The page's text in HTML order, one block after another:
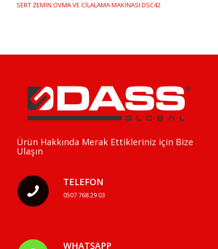
SERT ZEMİN OVMA VE CİLALAMA MAKİNASI DSC42
Ürün Hakkında Merak Ettikleriniz için Bize
Ulaşın
TELEFON
0507 768 29 03
WHATSAPP